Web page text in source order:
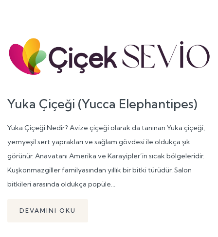
Yuka Çiçeği (Yucca Elephantipes)
Yuka Çiçeği Nedir? Avize çiçeği olarak da tanınan Yuka çiçeği,
yemyeşil sert yaprakları ve sağlam gövdesi ile oldukça şık
görünür. Anavatanı Amerika ve Karayipler’in sıcak bölgeleridir.
Kuşkonmazgiller familyasından yıllık bir bitki türüdür. Salon
bitkileri arasında oldukça popüle...
DEVAMINI OKU